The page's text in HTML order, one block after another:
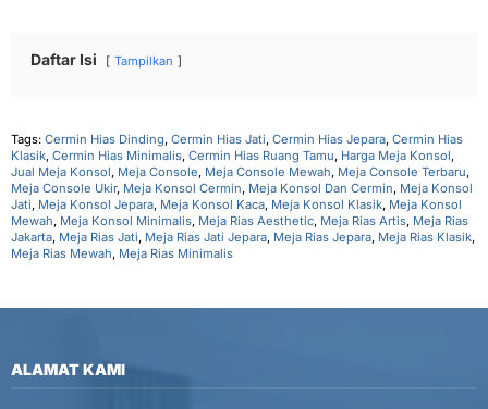
Daftar Isi Tampilkan
Tags: Cermin Hias Dinding, Cermin Hias Jati, Cermin Hias Jepara, Cermin Hias
Klasik, Cermin Hias Minimalis, Cermin Hias Ruang Tamu, Harga Meja Konsol,
Jual Meja Konsol, Meja Console, Meja Console Mewah, Meja Console Terbaru,
Meja Console Ukir, Meja Konsol Cermin, Meja Konsol Dan Cermin, Meja Konsol
Jati, Meja Konsol Jepara, Meja Konsol Kaca, Meja Konsol Klasik, Meja Konsol
Mewah, Meja Konsol Minimalis, Meja Rias Aesthetic, Meja Rias Artis, Meja Rias
Jakarta, Meja Rias Jati, Meja Rias Jati Jepara, Meja Rias Jepara, Meja Rias Klasik,
Meja Rias Mewah, Meja Rias Minimalis
ALAMAT KAMI